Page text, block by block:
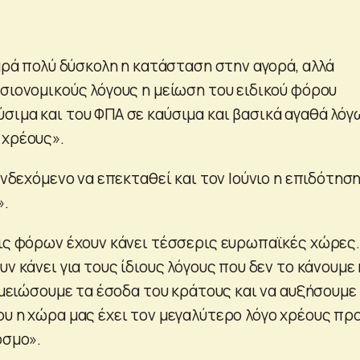
πολύ δύσκολη η κατάσταση στην αγορά, αλλά
λόγους η μείωση του ειδικού φόρου
και του ΦΠΑ σε καύσιμα και βασικά αγαθά
να επεκταθεί και τον Ιούνιο η
φόρων έχουν κάνει τέσσερις ευρωπαϊκές
κάνει για τους ίδιους λόγους που δεν το κάνουμε
τα έσοδα του κράτους και να αυξήσουμε
η χώρα μας έχει τον μεγαλύτερο λόγο χρέους